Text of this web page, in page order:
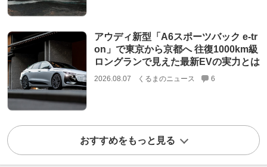
アウディ新型「A6スポーツバック e-tr
on」で東京から京都へ 往復1000km級
ロングランで見えた最新EVの実力とは
2026.08.07 くるまのニュース 6
おすすめをもっと見る